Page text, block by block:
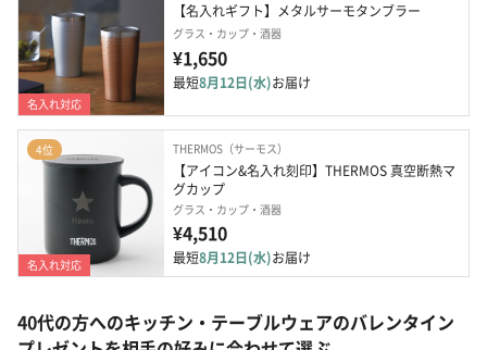
名入れ対応
【名入れギフト】メタルサーモタンブラー
グラス・カップ・酒器
¥1,650
最短8月12日(水)お届け
4位
名入れ対応
THERMOS（サーモス）
【アイコン&名入れ刻印】THERMOS 真空断熱マ
グカップ
グラス・カップ・酒器
¥4,510
最短8月12日(水)お届け
40代の方へのキッチン・テーブルウェアのバレンタイン